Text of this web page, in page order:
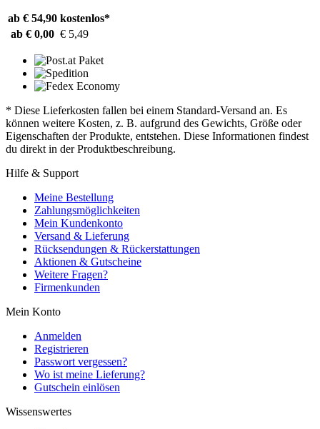
ab € 54,90 kostenlos*
ab € 0,00 € 5,49
* Diese Lieferkosten fallen bei einem Standard-Versand an. Es
können weitere Kosten, z. B. aufgrund des Gewichts, Größe oder
Eigenschaften der Produkte, entstehen. Diese Informationen findest
du direkt in der Produktbeschreibung.
Hilfe & Support
Meine Bestellung
Zahlungsmöglichkeiten
Mein Kundenkonto
Versand & Lieferung
Rücksendungen & Rückerstattungen
Aktionen & Gutscheine
Weitere Fragen?
Firmenkunden
Mein Konto
Anmelden
Registrieren
Passwort vergessen?
Wo ist meine Lieferung?
Gutschein einlösen
Wissenswertes